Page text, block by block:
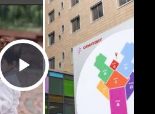
Play Video